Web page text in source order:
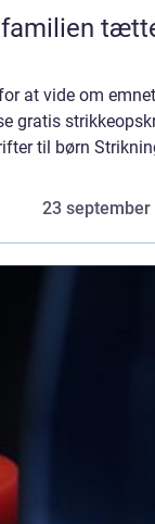
familien
at vide om
gratis
til børn
23 september